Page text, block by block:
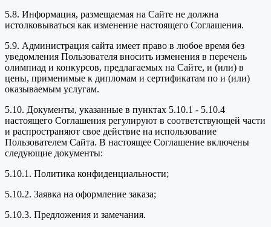
5.8. Информация, размещаемая на Сайте не должна
истолковываться как изменение настоящего Соглашения.
5.9. Администрация сайта имеет право в любое время без
уведомления Пользователя вносить изменения в перечень
олимпиад и конкурсов, предлагаемых на Сайте, и (или) в
цены, применимые к дипломам и сертификатам по и (или)
оказываемым услугам.
5.10. Документы, указанные в пунктах 5.10.1 - 5.10.4
настоящего Соглашения регулируют в соответствующей части
и распространяют свое действие на использование
Пользователем Сайта. В настоящее Соглашение включены
следующие документы:
5.10.1. Политика конфиденциальности;
5.10.2. Заявка на оформление заказа;
5.10.3. Предложения и замечания.